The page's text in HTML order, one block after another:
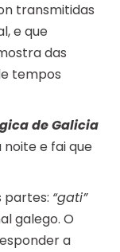
transmitidas
e que
das
tempos
de Galicia
noite e fai que
partes: “gati”
galego. O
a